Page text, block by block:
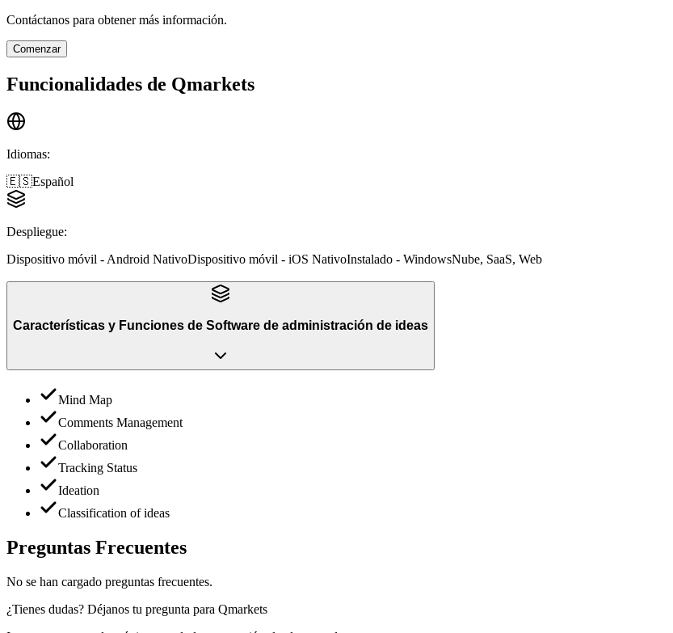
Contáctanos para obtener más información.
Comenzar
Funcionalidades de Qmarkets
Idiomas:
🇪🇸Español
Despliegue:
Dispositivo móvil - Android NativoDispositivo móvil - iOS NativoInstalado - WindowsNube, SaaS, Web
Características y Funciones de Software de administración de ideas
Mind Map
Comments Management
Collaboration
Tracking Status
Ideation
Classification of ideas
Preguntas Frecuentes
No se han cargado preguntas frecuentes.
¿Tienes dudas? Déjanos tu pregunta para Qmarkets